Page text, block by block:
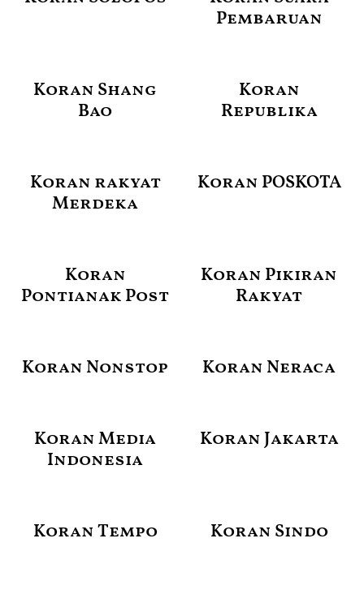
Pembaruan
Koran Shang
Bao
Koran
Republika
Koran rakyat
Merdeka
Koran POSKOTA
Koran
Pontianak Post
Koran Pikiran
Rakyat
Koran Nonstop Koran Neraca
Koran Media
Indonesia
Koran Jakarta
Koran Tempo Koran Sindo